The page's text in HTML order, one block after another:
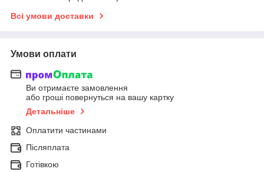
Всі умови доставки
Умови оплати
Ви отримаєте замовлення
або гроші повернуться на вашу картку
Детальніше
Оплатити частинами
Післяплата
Готівкою